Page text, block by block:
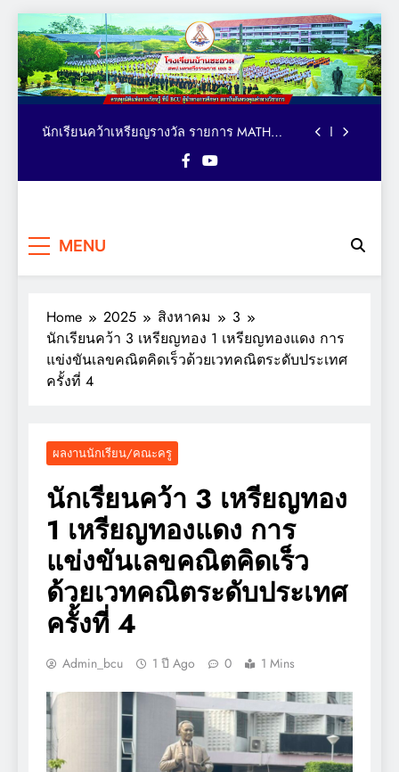
Skip
to
content
ตารางอาหารกลางวัน โรงเรียนบ้านชะอวด วัน
ที่ 3-7 สิงหาคม 2569
คณะผู้บริหาร เยี่ยม ติดตาม ให้กำลังใจ การจัด
กิจกรรมเทควันโด ของนักเรียนหลักสูตรภาษา
อังกฤษ MEP : Bancha-uat School
นักเรียนคว้าเหรียญรางวัล รายการ MATH
QUICK THAILAND CHAMPIONSHIP 2026
ระดับประเทศ
มอบถ้วยรางวัล เหรียญรางวัล และเกียรติบัตร
การศึกษาระดับประเทศ VTEA V-UP+ SUPREME
ตารางอาหารกลางวัน โรงเรียนบ้านชะอวด วัน
ที่ 3-7 สิงหาคม 2569
อังกฤษ MEP : Bancha-uat School
นักเรียนคว้าเหรียญรางวัล รายการ MATH
QUICK THAILAND CHAMPIONSHIP 2026
ระดับประเทศ
มอบถ้วยรางวัล เหรียญรางวัล และเกียรติบัตร
การศึกษาระดับประเทศ VTEA V-UP+ SUPREME
KST LOGIC GAMES 2026
ตารางอาหารกลางวัน โรงเรียนบ้านชะอวด วัน
ที่ 3-7 สิงหาคม 2569
บ้านชะอวด
MENU
Home 2025 สิงหาคม
3
นักเรียนคว้า 3 เหรียญทอง 1 เหรียญทองแดง การ
แข่งขันเลขคณิตคิดเร็วด้วยเวทคณิตระดับประเทศ
ครั้งที่ 4
ผลงานนักเรียน/คณะครู
นักเรียนคว้า 3 เหรียญทอง
1 เหรียญทองแดง การ
แข่งขันเลขคณิตคิดเร็ว
ด้วยเวทคณิตระดับประเทศ
ครั้งที่ 4
Admin_bcu 1 ปี Ago 0 1 Mins